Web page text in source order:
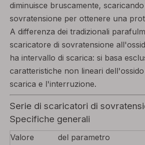
diminuisce bruscamente,
sovratensione per ottenere una
A differenza dei tradizionali
scaricatore di sovratensione
ha intervallo di scarica: si basa
caratteristiche non lineari
scarica e l'interruzione.
Serie di scaricatori di
Specifiche generali
Valore
del parametro